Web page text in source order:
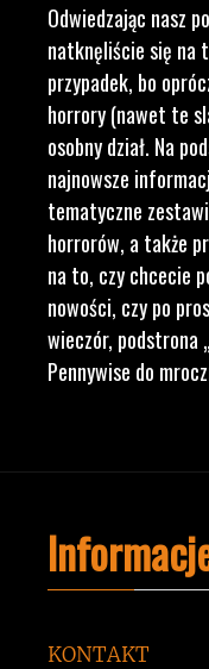
Odwiedzając nasz
natknęliście się na
przypadek, bo
horrory (nawet te
osobny dział. Na
najnowsze
tematyczne
horrorów, a także
na to, czy chcecie
nowości, czy po
wieczór, podstrona
Pennywise do
KONTAKT